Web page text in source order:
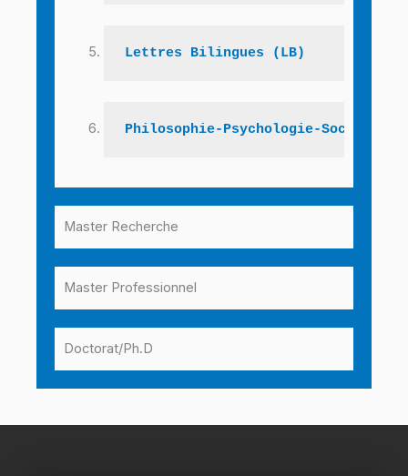
Lettres Bilingues (LB)
Philosophie-Psychologie-Sociologie
Master Recherche
Master Professionnel
Doctorat/Ph.D